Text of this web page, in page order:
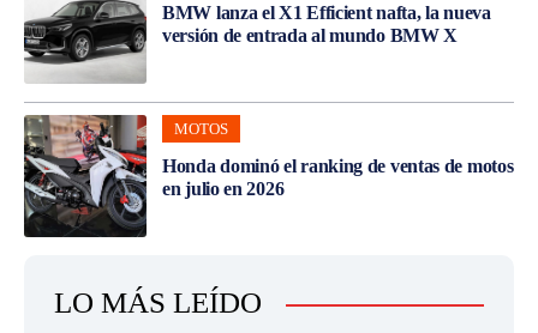
BMW lanza el X1 Efficient nafta, la nueva
versión de entrada al mundo BMW X
MOTOS
Honda dominó el ranking de ventas de motos
en julio en 2026
LO MÁS LEÍDO